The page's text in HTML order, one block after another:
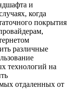
и
когда
покрытия
различные
технологий на
отдаленных от